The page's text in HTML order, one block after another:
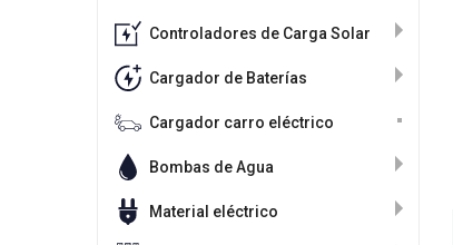
Controladores de Carga Solar
Cargador de Baterías
Cargador carro eléctrico
Bombas de Agua
Material eléctrico